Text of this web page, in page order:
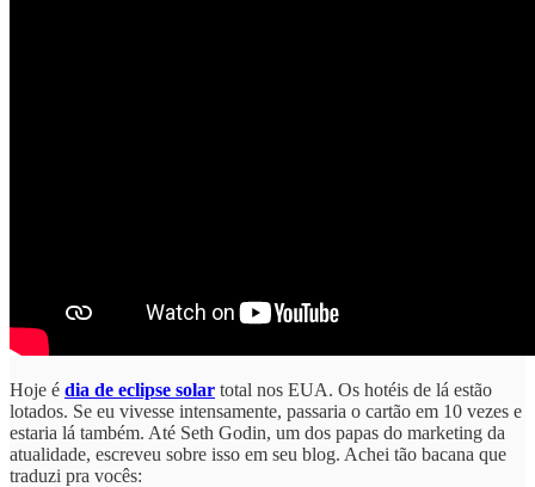
Hoje é dia de eclipse solar total nos EUA. Os hotéis de lá estão
lotados. Se eu vivesse intensamente, passaria o cartão em 10 vezes e
estaria lá também. Até Seth Godin, um dos papas do marketing da
atualidade, escreveu sobre isso em seu blog. Achei tão bacana que
traduzi pra vocês: